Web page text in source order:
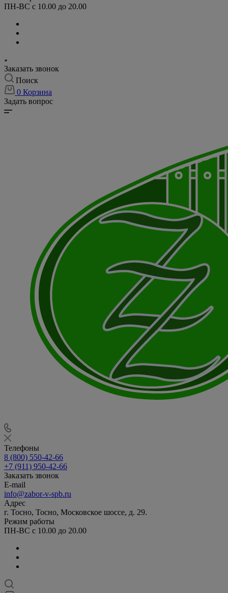
ПН-ВС с 10.00 до 20.00
Заказать звонок
Поиск
0 Корзина
Задать вопрос
Телефоны
8 (800) 550-42-66
+7 (911) 950-42-66
Заказать звонок
E-mail
info@zabor-v-spb.ru
Адрес
г. Тосно, Тосно, Московское шоссе, д. 29.
Режим работы
ПН-ВС с 10.00 до 20.00